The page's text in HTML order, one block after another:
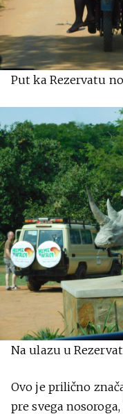
Put ka Rezervatu
Na ulazu u
Ovo je prilično
pre svega